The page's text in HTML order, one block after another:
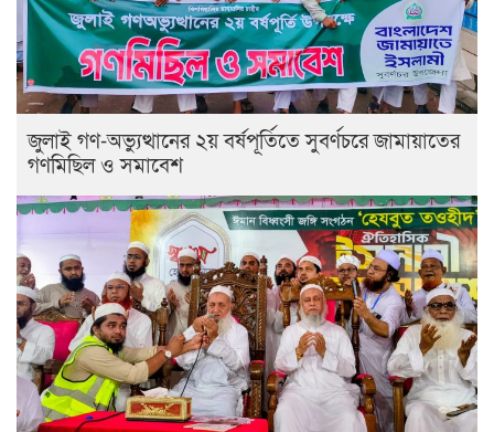
জুলাই গণ-অভ্যুত্থানের ২য় বর্ষপূর্তিতে সুবর্ণচরে জামায়াতের
গণমিছিল ও সমাবেশ